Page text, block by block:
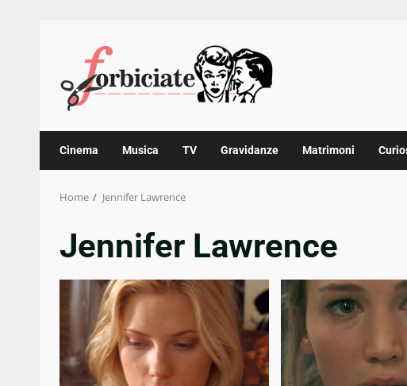
content
Cinema Musica TV Gravidanze Matrimoni
Home Jennifer Lawrence
Jennifer Lawrence